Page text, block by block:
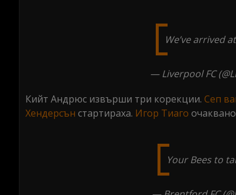
We’ve arrived
— Liverpool FC
Кийт Андрюс извърши три корекции. Сеп
Хендерсън стартираха. Игор Тиаго
Your Bees to